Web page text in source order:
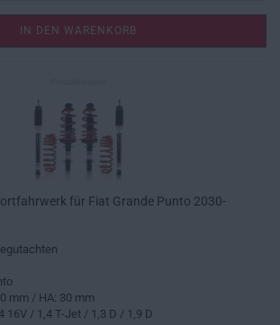
IN DEN WARENKORB
für Fiat Grande Punto 2030-
mm / HA: 30 mm
16V / 1,4 T-Jet / 1,3 D / 1,9 D